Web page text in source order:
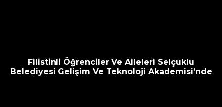
Filistinli Öğrenciler Ve Aileleri Selçuklu
Belediyesi Gelişim Ve Teknoloji Akademisi’nde